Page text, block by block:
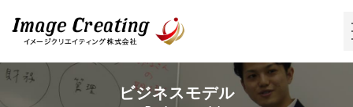
社
ビジネスモデル